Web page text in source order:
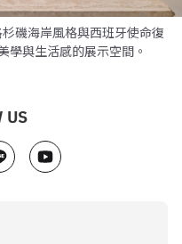
磯海岸風格與西班牙使命復
學與生活感的展示空間。
US